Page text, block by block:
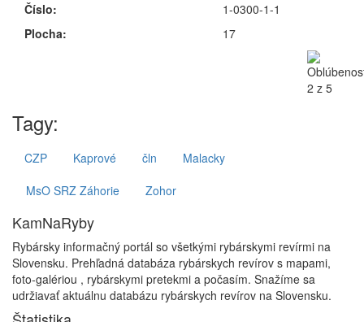
Číslo:
Plocha:
1-0300-1-1
17
Tagy:
CZP Kaprové čln
Malacky
MsO SRZ Záhorie
Zohor
KamNaRyby
Rybársky informačný portál so všetkými rybárskymi revírmi na
Slovensku. Prehľadná databáza rybárskych revírov s mapami,
foto-galériou , rybárskymi pretekmi a počasím. Snažíme sa
udržiavať aktuálnu databázu rybárskych revírov na Slovensku.